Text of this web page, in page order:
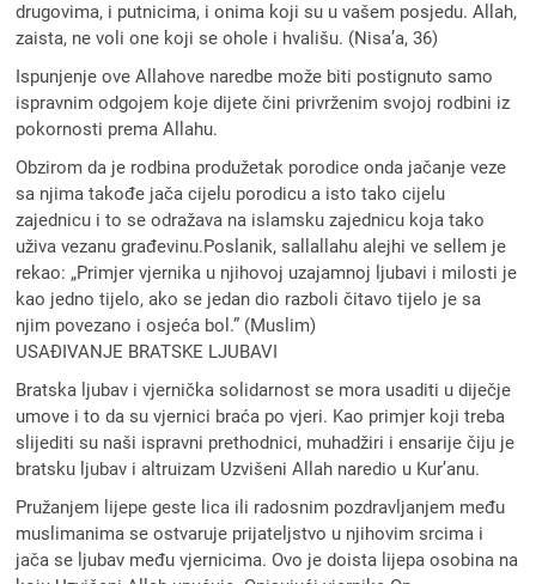
drugovima, i putnicima, i onima koji su u vašem posjedu. Allah,
zaista, ne voli one koji se ohole i hvališu. (Nisa’a, 36)
Ispunjenje ove Allahove naredbe može biti postignuto samo
ispravnim odgojem koje dijete čini privrženim svojoj rodbini iz
pokornosti prema Allahu.
Obzirom da je rodbina produžetak porodice onda jačanje veze
sa njima takođe jača cijelu porodicu a isto tako cijelu
zajednicu i to se odražava na islamsku zajednicu koja tako
uživa vezanu građevinu.Poslanik, sallallahu alejhi ve sellem je
rekao: „Primjer vjernika u njihovoj uzajamnoj ljubavi i milosti je
kao jedno tijelo, ako se jedan dio razboli čitavo tijelo je sa
njim povezano i osjeća bol.” (Muslim)
USAĐIVANJE BRATSKE LJUBAVI
Bratska ljubav i vjernička solidarnost se mora usaditi u diječje
umove i to da su vjernici braća po vjeri. Kao primjer koji treba
slijediti su naši ispravni prethodnici, muhadžiri i ensarije čiju je
bratsku ljubav i altruizam Uzvišeni Allah naredio u Kur’anu.
Pružanjem lijepe geste lica ili radosnim pozdravljanjem među
muslimanima se ostvaruje prijateljstvo u njihovim srcima i
jača se ljubav među vjernicima. Ovo je doista lijepa osobina na